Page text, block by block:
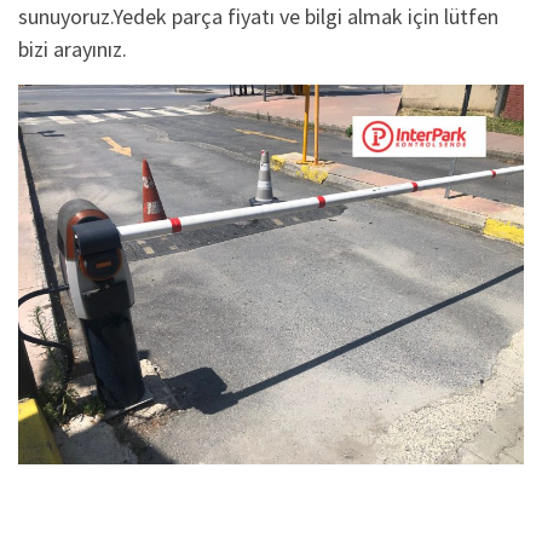
sunuyoruz.Yedek parça fiyatı ve bilgi almak için lütfen
bizi arayınız.